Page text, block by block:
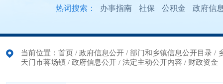
热词搜索： 办事指南 社保 公积金 政府信
当前位置： 首页 / 政府信息公开 / 部门和乡镇信息公开目录 /
天门市蒋场镇 / 政府信息公开 / 法定主动公开内容 / 财政资金